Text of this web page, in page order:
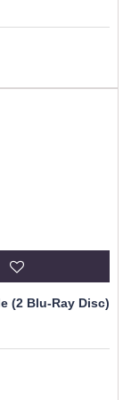
(2 Blu-Ray Disc)